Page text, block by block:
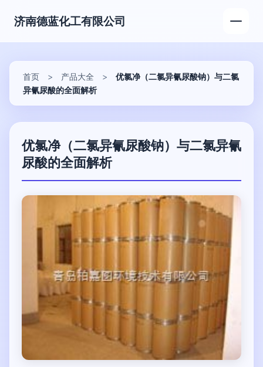
济南德蓝化工有限公司
首页 > 产品大全 >
优氯净（二氯异氰尿酸钠）与二氯
异氰尿酸的全面解析
优氯净（二氯异氰尿酸钠）与二氯异氰
尿酸的全面解析